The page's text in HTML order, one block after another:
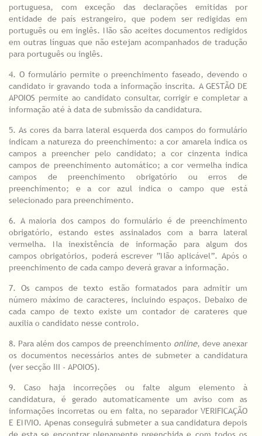
portuguesa, com exceção das declarações emitidas por
entidade de país estrangeiro, que podem ser redigidas em
português ou em inglês. Não são aceites documentos redigidos
em outras línguas que não estejam acompanhados de tradução
para português ou inglês.
4. O formulário permite o preenchimento faseado, devendo o
candidato ir gravando toda a informação inscrita. A GESTÃO DE
APOIOS permite ao candidato consultar, corrigir e completar a
informação até à data de submissão da candidatura.
5. As cores da barra lateral esquerda dos campos do formulário
indicam a natureza do preenchimento: a cor amarela indica os
campos a preencher pelo candidato; a cor cinzenta indica
campos de preenchimento automático; a cor vermelha indica
campos de preenchimento obrigatório ou erros de
preenchimento; e a cor azul indica o campo que está
selecionado para preenchimento.
6. A maioria dos campos do formulário é de preenchimento
obrigatório, estando estes assinalados com a barra lateral
vermelha. Na inexistência de informação para algum dos
campos obrigatórios, poderá escrever “Não aplicável”. Após o
preenchimento de cada campo deverá gravar a informação.
7. Os campos de texto estão formatados para admitir um
número máximo de caracteres, incluindo espaços. Debaixo de
cada campo de texto existe um contador de carateres que
auxilia o candidato nesse controlo.
8. Para além dos campos de preenchimento online, deve anexar
os documentos necessários antes de submeter a candidatura
(ver secção III - APOIOS).
9. Caso haja incorreções ou falte algum elemento à
candidatura, é gerado automaticamente um aviso com as
informações incorretas ou em falta, no separador VERIFICAÇÃO
E ENVIO. Apenas conseguirá submeter a sua candidatura depois